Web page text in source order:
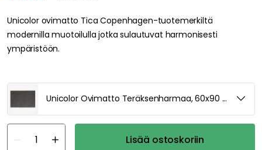
Unicolor ovimatto Tica Copenhagen-tuotemerkiltä
modernilla muotoilulla jotka sulautuvat harmonisesti
ympäristöön.
Unicolor Ovimatto Teräksenharmaa, 60x90 cm
Lisää ostoskoriin